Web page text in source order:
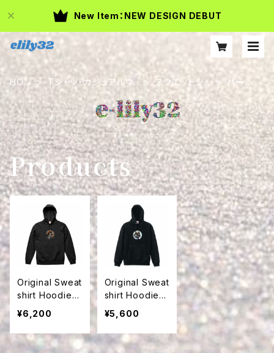
New Item：NEW DESIGN DEBUT
HOM
Tシャツ・カジュアルウ
エア
スウエットシャ
ツ
パーカ
ー
Products
Original Sweat
shirt Hoodie：
Bear & Lady V
ol.1
¥6,200
Original Sweat
shirt Hoodie：
Bear Vol.1
¥5,600